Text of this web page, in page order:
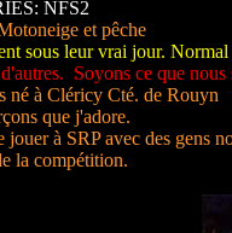
NFS2
et pêche
sous leur vrai jour. Normal
Soyons ce que nous
à Cléricy Cté. de Rouyn
que j'adore.
à SRP avec des gens
la compétition.